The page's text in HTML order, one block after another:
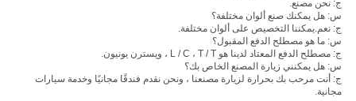
ج: نحن مصنع.
س: هل يمكنك صنع ألوان مختلفة؟
ج: نعم.يمكننا التخصيص على ألوان مختلفة.
س: ما هو مصطلح الدفع المقبول؟
ج: مصطلح الدفع المعتاد لدينا هو L / C ، T / T ، ويسترن يونيون.
س: هل يمكنني زيارة المصنع الخاص بك؟
ج: أنت مرحب بك بحرارة لزيارة مصنعنا ، ونحن نقدم فندقًا مجانيًا وخدمة سيارات
مجانية.